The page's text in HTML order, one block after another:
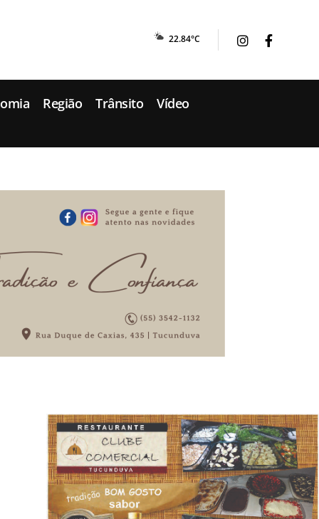
22.84°C
Região Trânsito Vídeo